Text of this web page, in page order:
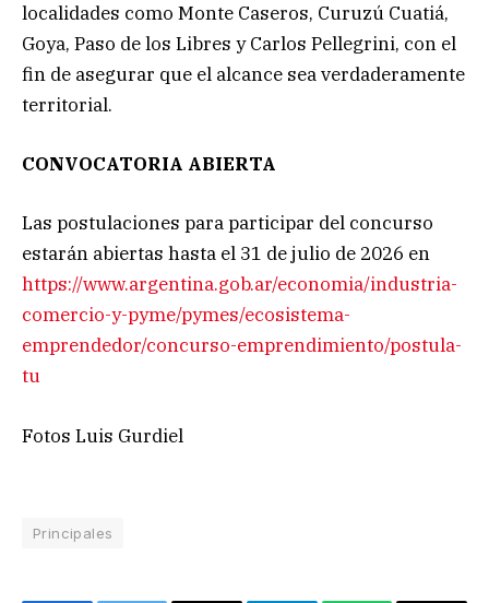
localidades como Monte Caseros, Curuzú Cuatiá,
Goya, Paso de los Libres y Carlos Pellegrini, con el
fin de asegurar que el alcance sea verdaderamente
territorial.
CONVOCATORIA ABIERTA
Las postulaciones para participar del concurso
estarán abiertas hasta el 31 de julio de 2026 en
https://www.argentina.gob.ar/economia/industria-
comercio-y-pyme/pymes/ecosistema-
emprendedor/concurso-emprendimiento/postula-
tu
Fotos Luis Gurdiel
Principales